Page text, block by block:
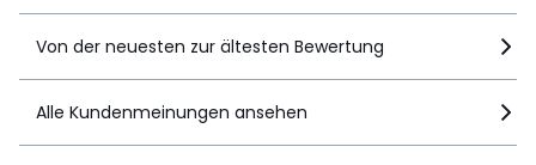
Von der neuesten zur ältesten Bewertung
Alle Kundenmeinungen ansehen